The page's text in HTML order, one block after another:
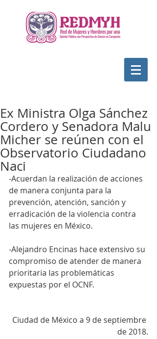
Ex Ministra Olga Sánchez
Cordero y Senadora Malu
Micher se reúnen con el
Observatorio Ciudadano
Naci
-Acuerdan la realización de acciones
de manera conjunta para la
prevención, atención, sanción y
erradicación de la violencia contra
las mujeres en México.
-Alejandro Encinas hace extensivo su
compromiso de atender de manera
prioritaria las problemáticas
expuestas por el OCNF.
Ciudad de México a 9 de septiembre
de 2018.